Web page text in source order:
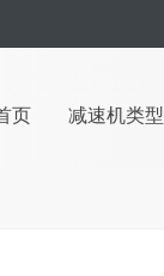
页 减速机类型